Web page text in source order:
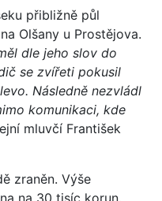
přibližně půl
Olšany u Prostějova.
dle jeho slov do
se zvířeti pokusil
Následně nezvládl
komunikaci, kde
mluvčí František
zraněn. Výše